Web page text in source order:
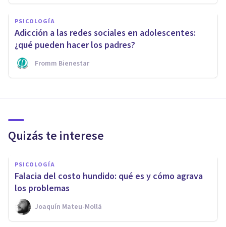
PSICOLOGÍA
Adicción a las redes sociales en adolescentes:
¿qué pueden hacer los padres?
Fromm Bienestar
Quizás te interese
PSICOLOGÍA
Falacia del costo hundido: qué es y cómo agrava
los problemas
Joaquín Mateu-Mollá